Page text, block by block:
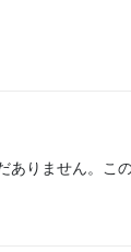
ありません。 こ